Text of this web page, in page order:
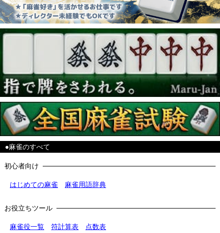
●麻雀のすべて
初心者向け
はじめての麻雀 麻雀用語辞典
お役立ちツール
麻雀役一覧 符計算表 点数表